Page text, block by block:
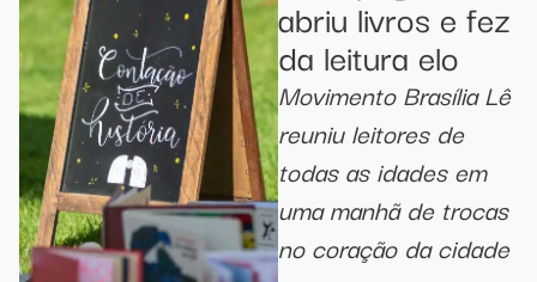
abriu livros e fez
da leitura elo
Movimento Brasília Lê
reuniu leitores de
todas as idades em
uma manhã de trocas
no coração da cidade